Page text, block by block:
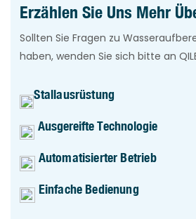
Erzählen Sie Uns Mehr
Sollten Sie Fragen zu
haben, wenden Sie sich bitte an
Stallausrüstung
Ausgereifte Technologie
Automatisierter Betrieb
Einfache Bedienung